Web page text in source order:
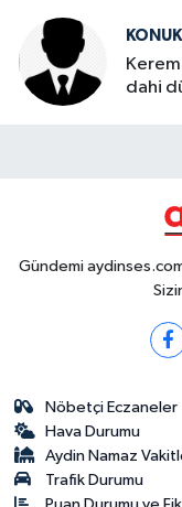
dahi
Gündemi
Nöbetçi Eczaneler
Hava Durumu
Aydin Namaz
Trafik Durumu